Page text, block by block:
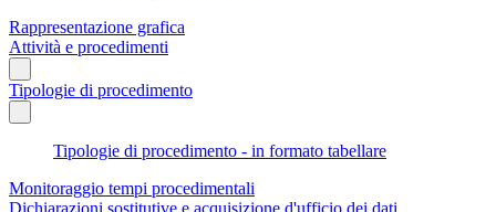
Rappresentazione grafica
Attività e procedimenti
Tipologie di procedimento
Tipologie di procedimento - in formato tabellare
Monitoraggio tempi procedimentali
Dichiarazioni sostitutive e acquisizione d'ufficio dei dati